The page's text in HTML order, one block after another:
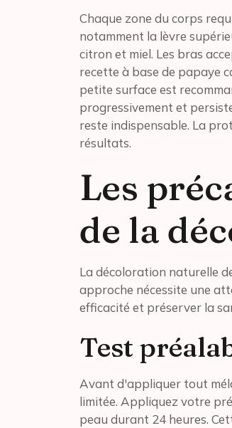
Chaque zone du corps
notamment la lèvre
citron et miel. Les bras
recette à base de papaye
petite surface est
progressivement et
reste indispensable. La
résultats.
Les
de la
La décoloration naturelle
approche nécessite une
efficacité et préserver la
Test
Avant d'appliquer tout
limitée. Appliquez votre
peau durant 24 heures.